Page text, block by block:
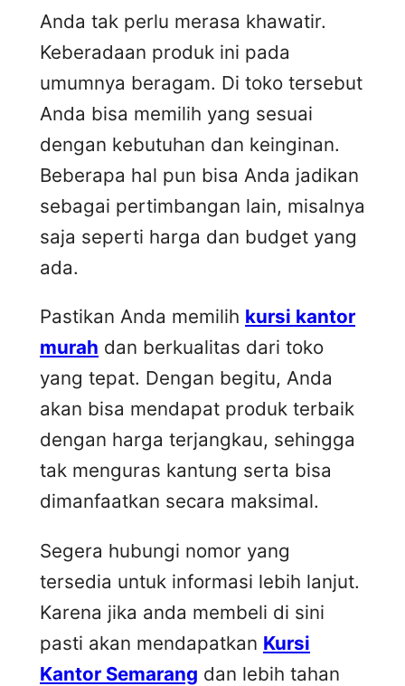
Anda tak perlu merasa khawatir.
Keberadaan produk ini pada
umumnya beragam. Di toko tersebut
Anda bisa memilih yang sesuai
dengan kebutuhan dan keinginan.
Beberapa hal pun bisa Anda jadikan
sebagai pertimbangan lain, misalnya
saja seperti harga dan budget yang
ada.
Pastikan Anda memilih kursi kantor
murah dan berkualitas dari toko
yang tepat. Dengan begitu, Anda
akan bisa mendapat produk terbaik
dengan harga terjangkau, sehingga
tak menguras kantung serta bisa
dimanfaatkan secara maksimal.
Segera hubungi nomor yang
tersedia untuk informasi lebih lanjut.
Karena jika anda membeli di sini
pasti akan mendapatkan Kursi
Kantor Semarang dan lebih tahan